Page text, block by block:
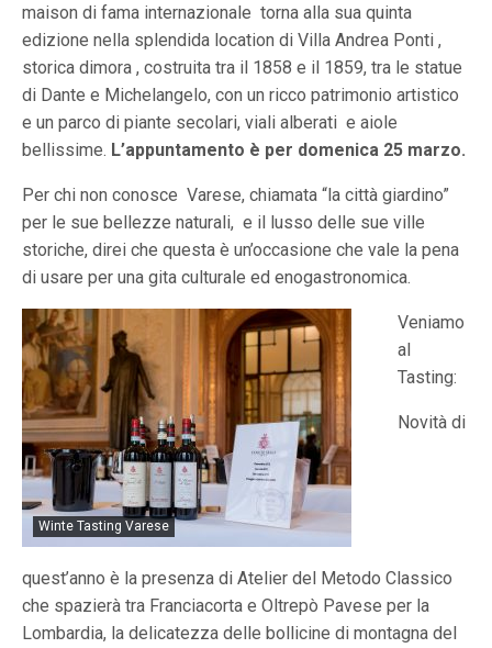
maison di fama internazionale torna alla sua quinta
edizione nella splendida location di Villa Andrea Ponti ,
storica dimora , costruita tra il 1858 e il 1859, tra le statue
di Dante e Michelangelo, con un ricco patrimonio artistico
e un parco di piante secolari, viali alberati e aiole
bellissime. L’appuntamento è per domenica 25 marzo.
Per chi non conosce Varese, chiamata “la città giardino”
per le sue bellezze naturali, e il lusso delle sue ville
storiche, direi che questa è un’occasione che vale la pena
di usare per una gita culturale ed enogastronomica.
Winte Tasting Varese
Veniamo
al
Tasting:
Novità di
quest’anno è la presenza di Atelier del Metodo Classico
che spazierà tra Franciacorta e Oltrepò Pavese per la
Lombardia, la delicatezza delle bollicine di montagna del